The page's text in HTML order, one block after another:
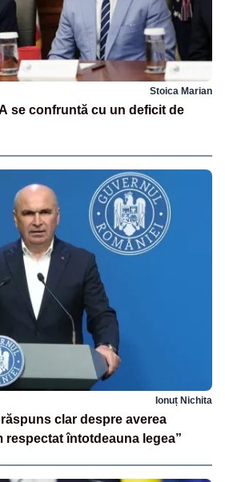
Stoica Marian
se confruntă cu un deficit de
Ionuț Nichita
răspuns clar despre averea
respectat întotdeauna legea”